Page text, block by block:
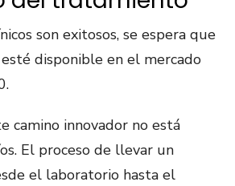
son exitosos, se espera que
disponible en el mercado
camino innovador no está
El proceso de llevar un
el laboratorio hasta el